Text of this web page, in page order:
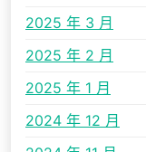
2025 年 3 月
2025 年 2 月
2025 年 1 月
2024 年 12 月